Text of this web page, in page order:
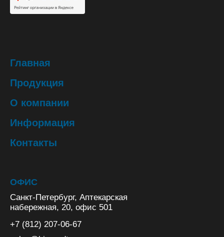
Главная
Продукция
О компании
Информация
Контакты
ОФИС
Санкт-Петербург, Аптекарская
набережная, 20, офис 501
+7 (812) 207-06-67